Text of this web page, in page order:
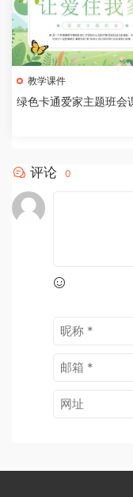
教学课件
绿色卡通爱家主题班会
评论 0